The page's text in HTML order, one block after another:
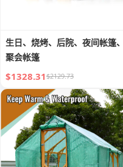
生日、烧烤、后院、夜间帐篷、
聚会帐篷
$1328.31$2129.73